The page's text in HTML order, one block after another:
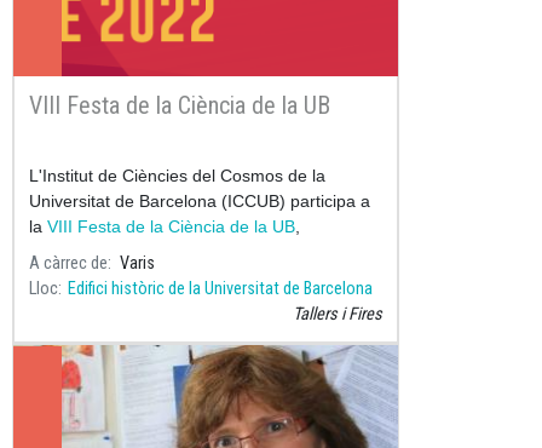
VIII Festa de la Ciència de la UB
L'Institut de Ciències del Cosmos de la
Universitat de Barcelona (ICCUB) participa a
la VIII Festa de la Ciència de la UB
A càrrec de
Varis
Lloc Edifici històric de la Universitat de Barcelona
Tallers i Fires